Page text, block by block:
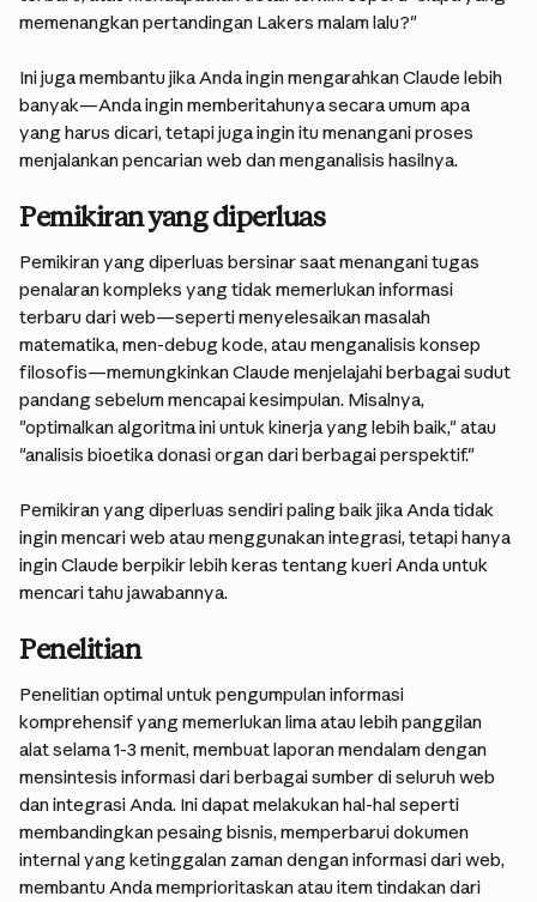
memenangkan pertandingan Lakers malam lalu?"
Ini juga membantu jika Anda ingin mengarahkan Claude lebih
banyak—Anda ingin memberitahunya secara umum apa
yang harus dicari, tetapi juga ingin itu menangani proses
menjalankan pencarian web dan menganalisis hasilnya.
Pemikiran yang diperluas
Pemikiran yang diperluas bersinar saat menangani tugas
penalaran kompleks yang tidak memerlukan informasi
terbaru dari web—seperti menyelesaikan masalah
matematika, men-debug kode, atau menganalisis konsep
filosofis—memungkinkan Claude menjelajahi berbagai sudut
pandang sebelum mencapai kesimpulan. Misalnya,
"optimalkan algoritma ini untuk kinerja yang lebih baik," atau
"analisis bioetika donasi organ dari berbagai perspektif."
Pemikiran yang diperluas sendiri paling baik jika Anda tidak
ingin mencari web atau menggunakan integrasi, tetapi hanya
ingin Claude berpikir lebih keras tentang kueri Anda untuk
mencari tahu jawabannya.
Penelitian
Penelitian optimal untuk pengumpulan informasi
komprehensif yang memerlukan lima atau lebih panggilan
alat selama 1-3 menit, membuat laporan mendalam dengan
mensintesis informasi dari berbagai sumber di seluruh web
dan integrasi Anda. Ini dapat melakukan hal-hal seperti
membandingkan pesaing bisnis, memperbarui dokumen
internal yang ketinggalan zaman dengan informasi dari web,
membantu Anda memprioritaskan atau item tindakan dari